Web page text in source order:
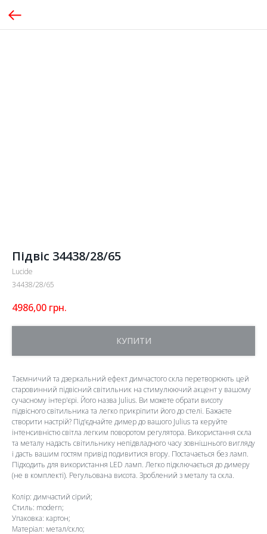
Підвіс 34438/28/65
Lucide
34438/28/65
4986,00 грн.
КУПИТИ
Таємничий та дзеркальний ефект димчастого скла перетворюють цей
старовинний підвісний світильник на стимулюючий акцент у вашому
сучасному інтер'єрі. Його назва Julius. Ви можете обрати висоту
підвісного світильника та легко прикріпити його до стелі. Бажаєте
створити настрій? Під'єднайте димер до вашого Julius та керуйте
інтенсивністю світла легким поворотом регулятора. Використання скла
та металу надасть світильнику непідвладного часу зовнішнього вигляду
і дасть вашим гостям привід подивитися вгору. Постачається без ламп.
Підходить для використання LED ламп. Легко підключається до димеру
(не в комплекті). Регульована висота. Зроблений з металу та скла.
Колір: димчастий сірий;
Стиль: modern;
Упаковка: картон;
Матеріал: метал/скло;